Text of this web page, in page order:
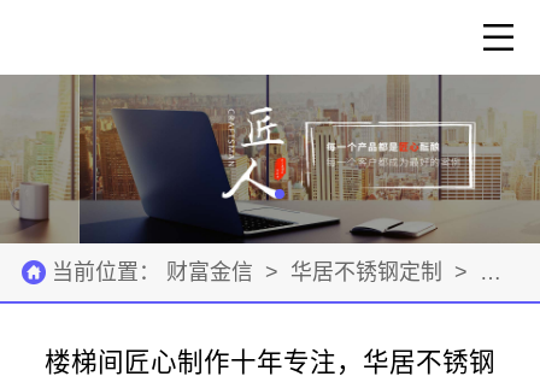
当前位置： 财富金信 > 华居不锈钢定制 > 建筑
楼梯间匠心制作十年专注，华居不锈钢